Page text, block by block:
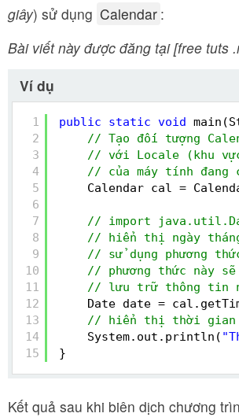
giây) sử dụng Calendar :
Bài viết này được đăng tại [free tuts
Ví dụ
1
2
3
4
5
6
7
8
9
10
11
12
13
14
15
public static void
// Tạo đối tượng
// với Locale (khu
// của máy tính đang
Calendar cal =
// import
// hiển thị ngày
// sử dụng phương
// phương thức này
// lưu trữ thông tin
Date date =
// hiển thị thời gian
System.out.println(
}
Kết quả sau khi biên dịch chương